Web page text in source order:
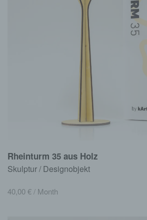
Rheinturm 35 aus Holz
Skulptur / Designobjekt
40,00€/ Month